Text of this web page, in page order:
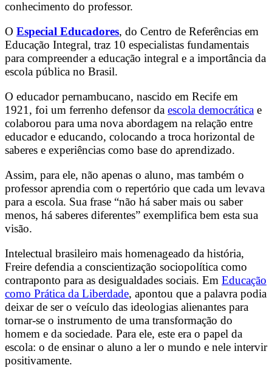
conhecimento do professor.
O Especial Educadores, do Centro de Referências em
Educação Integral, traz 10 especialistas fundamentais
para compreender a educação integral e a importância da
escola pública no Brasil.
O educador pernambucano, nascido em Recife em
1921, foi um ferrenho defensor da escola democrática e
colaborou para uma nova abordagem na relação entre
educador e educando, colocando a troca horizontal de
saberes e experiências como base do aprendizado.
Assim, para ele, não apenas o aluno, mas também o
professor aprendia com o repertório que cada um levava
para a escola. Sua frase “não há saber mais ou saber
menos, há saberes diferentes” exemplifica bem esta sua
visão.
Intelectual brasileiro mais homenageado da história,
Freire defendia a conscientização sociopolítica como
contraponto para as desigualdades sociais. Em Educação
como Prática da Liberdade, apontou que a palavra podia
deixar de ser o veículo das ideologias alienantes para
tornar-se o instrumento de uma transformação do
homem e da sociedade. Para ele, este era o papel da
escola: o de ensinar o aluno a ler o mundo e nele intervir
positivamente.